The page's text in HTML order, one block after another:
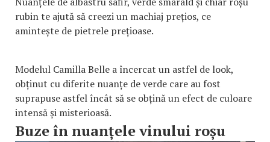
rubin te ajută să creezi un machiaj prețios, ce
amintește de pietrele prețioase.
Modelul Camilla Belle a încercat un astfel de look,
obținut cu diferite nuanțe de verde care au fost
suprapuse astfel încât să se obțină un efect de culoare
intensă și misterioasă.
Buze în nuanțele vinului roșu